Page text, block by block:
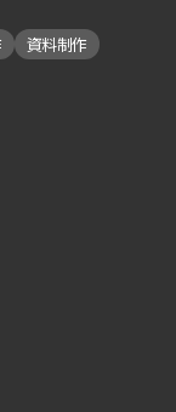
資料制作